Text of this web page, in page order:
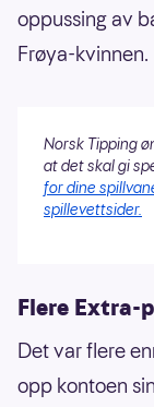
oppussing av
Frøya-kvinnen.
Norsk Tipping
at det skal gi
for dine
spillevettsider.
Flere Extra-
Det var flere
opp kontoen